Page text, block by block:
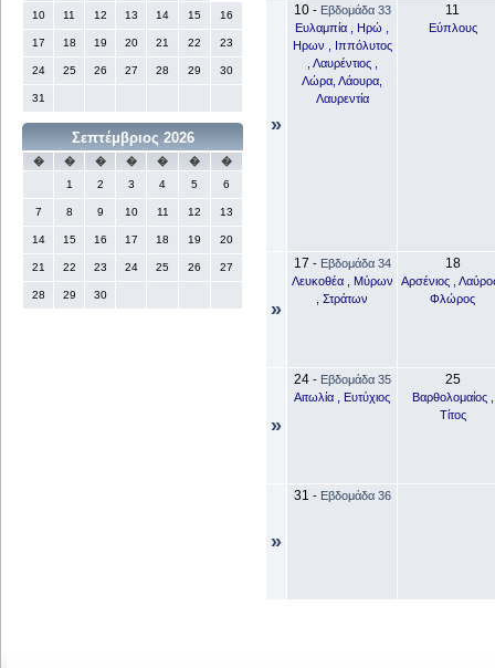
10 11 12 13 14 15 16
17 18 19 20 21 22 23
24 25 26 27 28 29 30
31
Σεπτέμβριος 2026
� � � � � �
�
1
2 3 4 5 6
7 8 9 10 11 12 13
14 15 16 17 18 19 20
21 22 23 24 25 26 27
28 29 30
»
10- Εβδομάδα 33
Ευλαμπία , Ηρώ ,
Ηρων , Ιππόλυτος
, Λαυρέντιος ,
Λώρα, Λάουρα,
Λαυρεντία
11
Εύπλους
»
17 - Εβδομάδα 34
Λευκοθέα , Μύρων
, Στράτων
18
Αρσένιος ,
Φλώρος
»
24- Εβδομάδα 35
Αιτωλία , Ευτύχιος
25
Βαρθολομαίος ,
Τίτος
»
31 - Εβδομάδα 36